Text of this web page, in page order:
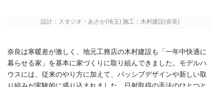
設計：スタジオ・あさか(埼玉) 施工：木村建設(奈良)
奈良は寒暖差が激しく、地元工務店の木村建設も「一年中快適に
暮らせる家」を基本に家づくりに取り組んできました。モデルハ
ウスには、従来のやり方に加えて、パッシブデザインや新しい取
り組みが実験的に盛り込まれました。日射取得の手法のひとつと